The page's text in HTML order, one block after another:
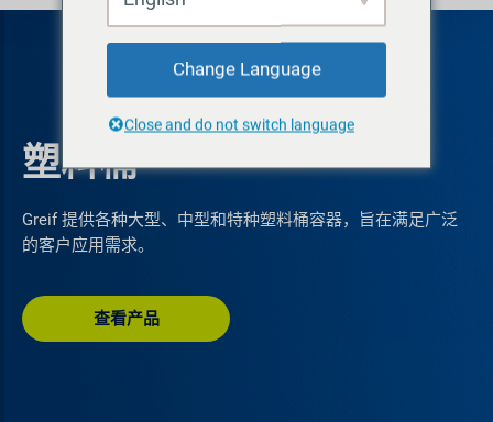
塑料桶
Greif 提供各种大型、中型和特种塑料桶容器，旨在满足广泛
的客户应用需求。
查看产品
Change Language
Close and do not switch language